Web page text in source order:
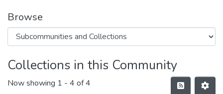
Browse
Collections in this Community
Now showing 1 - 4 of 4